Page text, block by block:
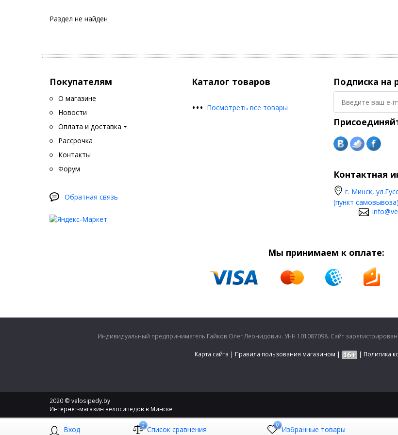
Вход 0 Список сравнения 0 Избранные товары
Раздел не найден
Покупателям
О магазине
Новости
Оплата и доставка
Рассрочка
Контакты
Форум
Обратная связь
Каталог товаров
••• Посмотреть все товары
Подписка на
Контактная
г. Минск,
(пункт самовывоза)
Мы принимаем к оплате:
Индивидуальный предприниматель Гайков Олег Леонидович. УНН 101087098. Сайт
Карта сайта | Правила пользования магазином | | Политика
2020 © velosipedy.by
Интернет-магазин велосипедов в Минске